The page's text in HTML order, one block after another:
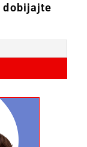
dobijajte